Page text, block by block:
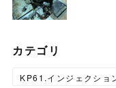
カテゴリ
KP61.インジェクショ